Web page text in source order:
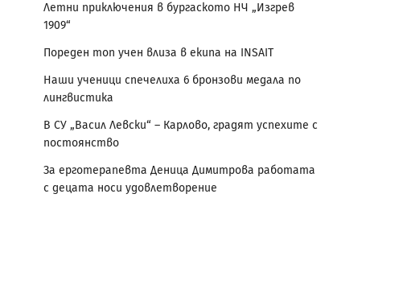
Летни приключения в бургаското НЧ „Изгрев
1909“
Пореден топ учен влиза в екипа на INSAIT
Наши ученици спечелиха 6 бронзови медала по
лингвистика
В СУ „Васил Левски“ – Карлово, градят успехите с
постоянство
За ерготерапевта Деница Димитрова работата
с децата носи удовлетворение